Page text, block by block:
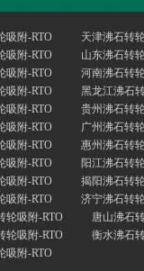
吸附-RTO 天津沸石转
吸附-RTO
山东沸石转
吸附-RTO
河南沸石转
吸附-RTO
黑龙江沸石
吸附-RTO
贵州沸石转
吸附-RTO
广州沸石转
吸附-RTO
惠州沸石转
吸附-RTO
阳江沸石转
吸附-RTO
揭阳沸石转
吸附-RTO
济宁沸石转
轮吸附-RTO
唐山沸石
轮吸附-RTO
衡水沸石
吸附-RTO